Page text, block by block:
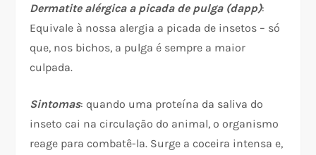
Dermatite alérgica a picada de pulga (dapp):
Equivale à nossa alergia a picada de insetos – só
que, nos bichos, a pulga é sempre a maior
culpada.
Sintomas: quando uma proteína da saliva do
inseto cai na circulação do animal, o organismo
reage para combatê-la. Surge a coceira intensa e,